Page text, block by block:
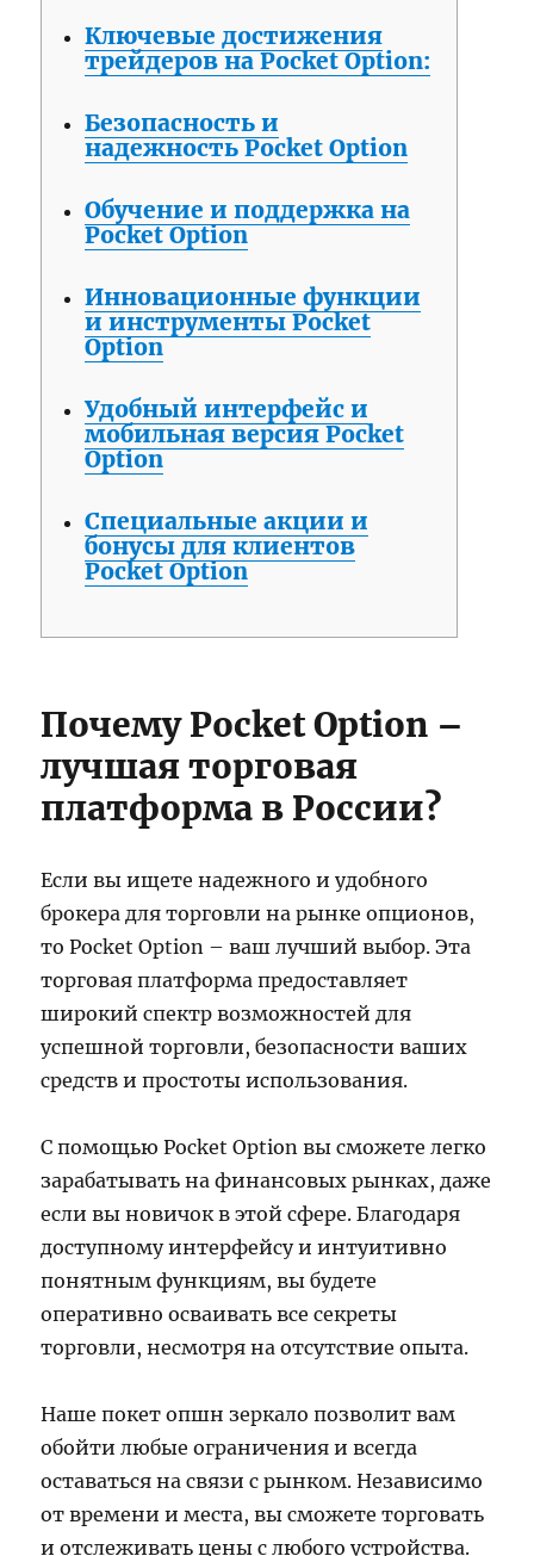
Ключевые достижения
трейдеров на Pocket Option:
Безопасность и
надежность Pocket Option
Обучение и поддержка на
Pocket Option
Инновационные функции
и инструменты Pocket
Option
Удобный интерфейс и
мобильная версия Pocket
Option
Специальные акции и
бонусы для клиентов
Pocket Option
Почему Pocket Option –
лучшая торговая
платформа в России?
Если вы ищете надежного и удобного
брокера для торговли на рынке опционов,
то Pocket Option – ваш лучший выбор. Эта
торговая платформа предоставляет
широкий спектр возможностей для
успешной торговли, безопасности ваших
средств и простоты использования.
С помощью Pocket Option вы cможете легко
зарабатывать на финансовых рынках, даже
если вы новичок в этой сфере. Благодаря
доступному интерфейсу и интуитивно
понятным функциям, вы будете
оперативно осваивать все секреты
торговли, несмотря на отсутствие опыта.
Наше покет опшн зеркало позволит вам
обойти любые ограничения и всегда
оставаться на связи с рынком. Независимо
от времени и места, вы сможете торговать
и отслеживать цены с любого устройства.